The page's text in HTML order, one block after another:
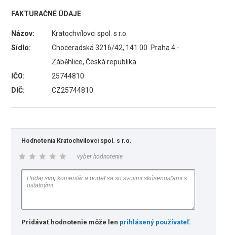
FAKTURAČNÉ ÚDAJE
Názov:
Kratochvílovci spol. s r.o.
Sídlo:
Choceradská 3216/42, 141 00 Praha 4 -
Záběhlice, Česká republika
IČO:
25744810
DIČ:
CZ25744810
Hodnotenia Kratochvílovci spol. s r.o.
vyber hodnotenie
Pridávať hodnotenie môže len prihlásený používateľ.